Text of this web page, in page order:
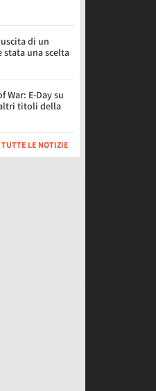
di un
stata una scelta
War: E-Day su
titoli della
TUTTE LE NOTIZIE